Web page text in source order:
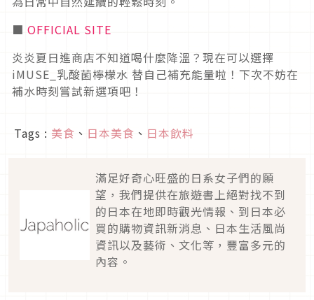
■ OFFICIAL SITE
炎炎夏日進商店不知道喝什麼降溫？現在可以選擇
iMUSE_乳酸菌檸檬水 替自己補充能量啦！下次不妨在
補水時刻嘗試新選項吧！
Tags : 美食 、 日本美食 、 日本飲料
滿足好奇心旺盛的日系女子們的願
望，我們提供在旅遊書上絕對找不到
的日本在地即時觀光情報、到日本必
買的購物資訊新消息、日本生活風尚
資訊以及藝術、文化等，豐富多元的
內容。